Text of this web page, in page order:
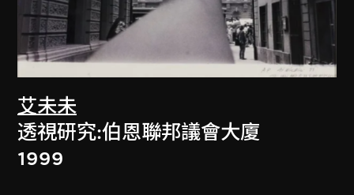
艾未未
透視研究:伯恩聯邦議會大廈
1999